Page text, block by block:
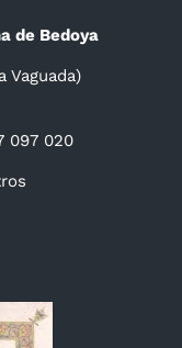
de Bedoya
Vaguada)
097 020